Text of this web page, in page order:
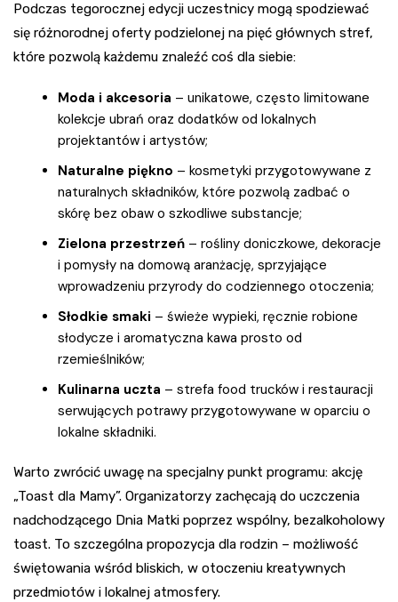
Podczas tegorocznej edycji uczestnicy mogą spodziewać
się różnorodnej oferty podzielonej na pięć głównych stref,
które pozwolą każdemu znaleźć coś dla siebie:
Moda i akcesoria – unikatowe, często limitowane
kolekcje ubrań oraz dodatków od lokalnych
projektantów i artystów;
Naturalne piękno – kosmetyki przygotowywane z
naturalnych składników, które pozwolą zadbać o
skórę bez obaw o szkodliwe substancje;
Zielona przestrzeń – rośliny doniczkowe, dekoracje
i pomysły na domową aranżację, sprzyjające
wprowadzeniu przyrody do codziennego otoczenia;
Słodkie smaki – świeże wypieki, ręcznie robione
słodycze i aromatyczna kawa prosto od
rzemieślników;
Kulinarna uczta – strefa food trucków i restauracji
serwujących potrawy przygotowywane w oparciu o
lokalne składniki.
Warto zwrócić uwagę na specjalny punkt programu: akcję
„Toast dla Mamy”. Organizatorzy zachęcają do uczczenia
nadchodzącego Dnia Matki poprzez wspólny, bezalkoholowy
toast. To szczególna propozycja dla rodzin – możliwość
świętowania wśród bliskich, w otoczeniu kreatywnych
przedmiotów i lokalnej atmosfery.